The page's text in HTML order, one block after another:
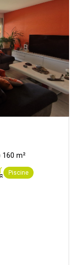
Villa 5 pièce(s) 4 chambre(s) 160 m²
Piscine